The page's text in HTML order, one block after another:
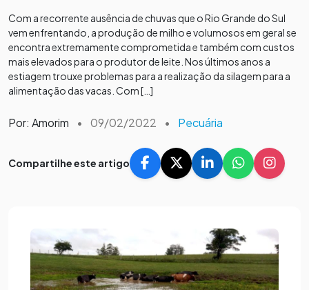
Com a recorrente ausência de chuvas que o Rio Grande do Sul
vem enfrentando, a produção de milho e volumosos em geral se
encontra extremamente comprometida e também com custos
mais elevados para o produtor de leite. Nos últimos anos a
estiagem trouxe problemas para a realização da silagem para a
alimentação das vacas. Com […]
Por: Amorim • 09/02/2022 • Pecuária
Compartilhe este artigo